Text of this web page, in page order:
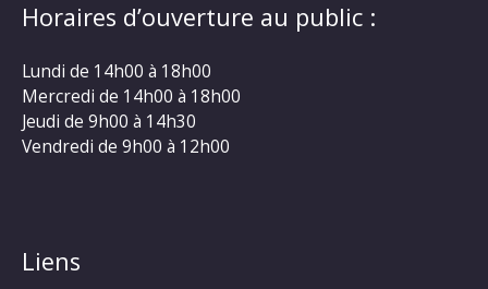
Horaires d’ouverture au public :
Lundi de 14h00 à 18h00
Mercredi de 14h00 à 18h00
Jeudi de 9h00 à 14h30
Vendredi de 9h00 à 12h00
Liens